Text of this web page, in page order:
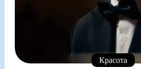
Красота